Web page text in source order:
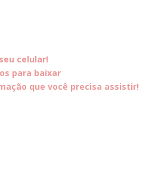
celular!
para baixar
que você precisa assistir!